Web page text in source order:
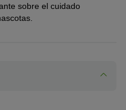
sobre el cuidado